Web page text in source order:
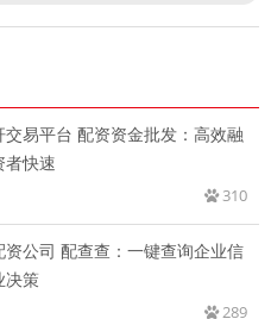
交易平台 配资资金批发：高效融
者快速
310
资公司 配查查：一键查询企业信
决策
289